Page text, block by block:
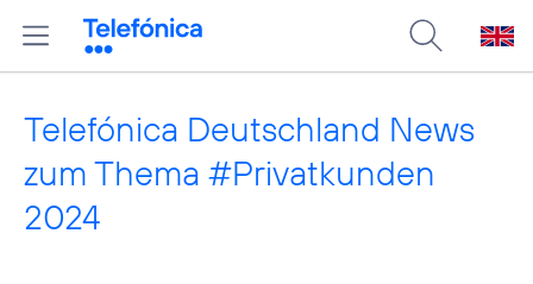
Telefónica Deutschland News
zum Thema #Privatkunden
2024